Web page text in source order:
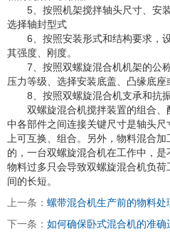
5、按照机架搅拌轴头尺寸、安
选择轴封型式
6、按照安装形式和结构要求，
其强度、刚度。
7、按照双螺旋混合机机架的公
压力等级、选择安装底盖、凸缘底座
8、按照双螺旋混合机支承和抗
双螺旋混合机搅拌装置的组合
中各部件之间连接关键尺寸是轴头
上可互换、组合。另外，物料混合
的，一台双螺旋混合机在工作中，是
物料过多只会导致双螺旋混合机负
间的长短。
上一条： 螺带混合机生产前的物料处
下一条： 如何确保卧式混合机的准确